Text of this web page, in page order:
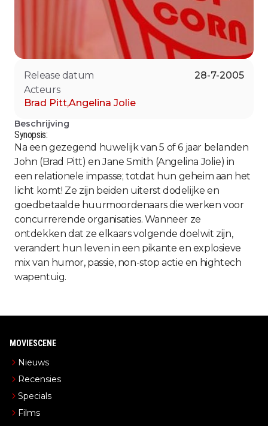
Release datum
28-7-2005
Acteurs
Brad Pitt,Angelina Jolie
Beschrijving
Synopsis:
Na een gezegend huwelijk van 5 of 6 jaar belanden
John (Brad Pitt) en Jane Smith (Angelina Jolie) in
een relationele impasse; totdat hun geheim aan het
licht komt! Ze zijn beiden uiterst dodelijke en
goedbetaalde huurmoordenaars die werken voor
concurrerende organisaties. Wanneer ze
ontdekken dat ze elkaars volgende doelwit zijn,
verandert hun leven in een pikante en explosieve
mix van humor, passie, non-stop actie en hightech
wapentuig.
MOVIESCENE
Nieuws
Recensies
Specials
Films